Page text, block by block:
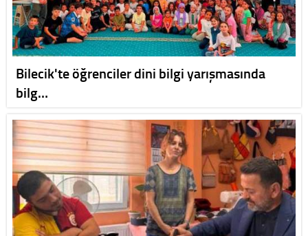
Bilecik'te öğrenciler dini bilgi yarışmasında
bilg…